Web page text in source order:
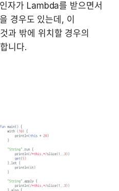
자가 Lambda를 받으면서
경우도 있는데, 이
과 밖에 위치할 경우의
니다.